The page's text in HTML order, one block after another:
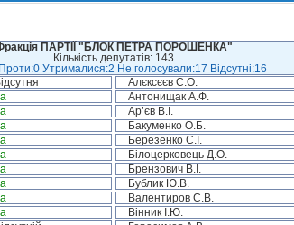
ПАРТІЇ "БЛОК ПЕТРА ПОРОШЕНКА"
Кількість депутатів: 143
Утрималися:2 Не голосували:17 Відсутні:16
Алєксєєв С.О.
Антонищак А.Ф.
Ар’єв В.І.
Бакуменко О.Б.
Березенко С.І.
Білоцерковець Д.О.
Брензович В.І.
Бублик Ю.В.
Валентиров С.В.
Вінник І.Ю.